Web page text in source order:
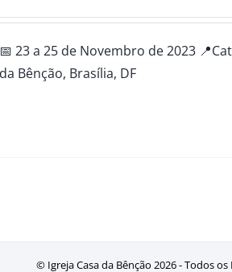
📅 23 a 25 de Novembro de 2023
da Bênção, Brasília, DF
© Igreja Casa da Bênção 2026 - Todos